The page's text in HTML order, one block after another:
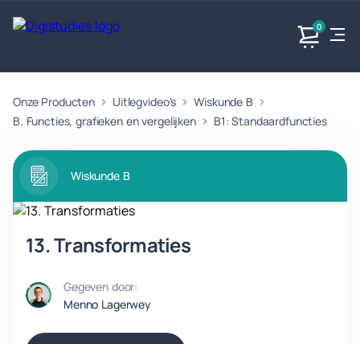
0
Exacte
vakken
Geen
vakken.
Taalvakken
Geen
vakken.
Maatschappijvakken
Geen vakken.
Onze Producten Uitlegvideo's
Wiskunde B
B. Functies, grafieken en vergelijken
B1: Standaardfuncties
Wiskunde B
13. Transformaties
Gegeven door:
Menno Lagerwey